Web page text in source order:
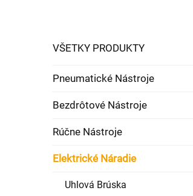
VŠETKY PRODUKTY
Pneumatické Nástroje
Bezdrôtové Nástroje
Rúčne Nástroje
Elektrické Náradie
Uhlová Brúska